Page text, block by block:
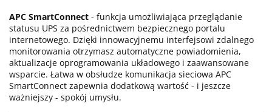
APC SmartConnect - funkcja umożliwiająca przeglądanie
statusu UPS za pośrednictwem bezpiecznego portalu
internetowego. Dzięki innowacyjnemu interfejsowi zdalnego
monitorowania otrzymasz automatyczne powiadomienia,
aktualizacje oprogramowania układowego i zaawansowane
wsparcie. Łatwa w obsłudze komunikacja sieciowa APC
SmartConnect zapewnia dodatkową wartość - i jeszcze
ważniejszy - spokój umysłu.